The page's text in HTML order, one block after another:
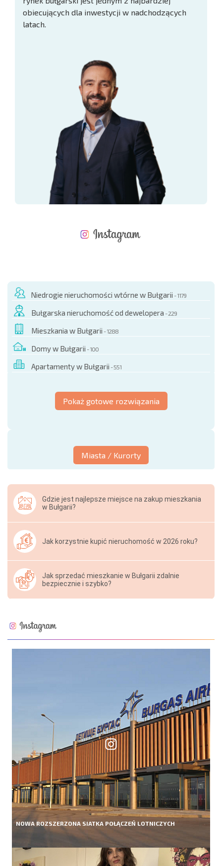
obiecujących dla inwestycji w nadchodzących
latach.
Niedrogie nieruchomości wtórne w Bułgarii - 1179
Bułgarska nieruchomość od dewelopera - 229
Mieszkania w Bułgarii - 1288
Domy w Bułgarii - 100
Apartamenty w Bułgarii - 551
Pokaż gotowe rozwiązania
Miasta / Kurorty
Gdzie jest najlepsze miejsce na zakup mieszkania
w Bułgarii?
Jak korzystnie kupić nieruchomość w 2026 roku?
Jak sprzedać mieszkanie w Bułgarii zdalnie
bezpiecznie i szybko?
NOWA ROZSZERZONA SIATKA POŁĄCZEŃ LOTNICZYCH